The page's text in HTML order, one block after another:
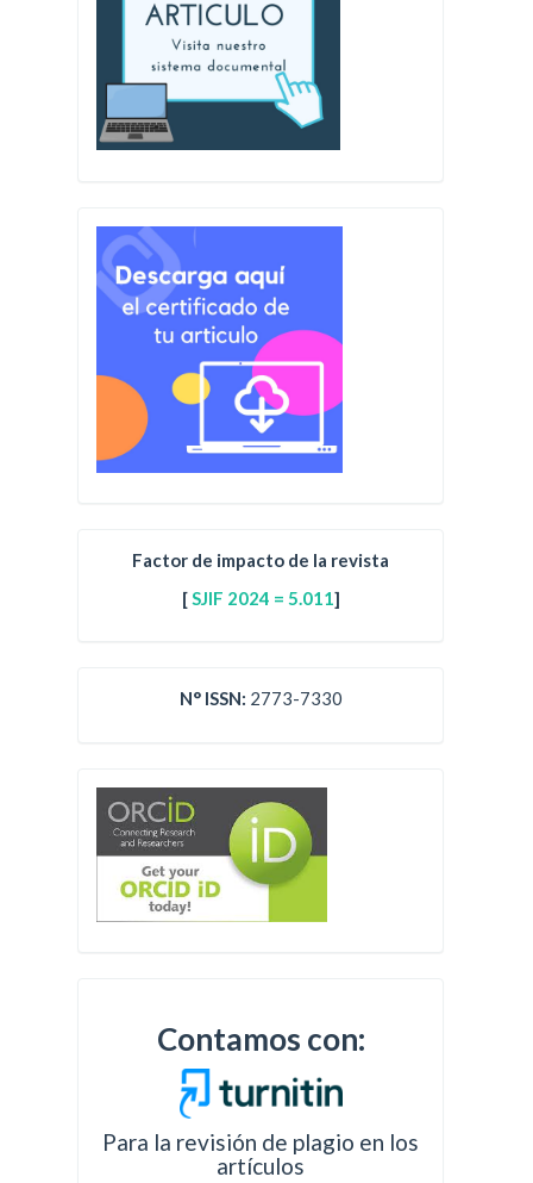
Factor de impacto de la revista
[SJIF 2024 = 5.011]
N° ISSN: 2773-7330
Contamos con:
Para la revisión de plagio en los
artículos